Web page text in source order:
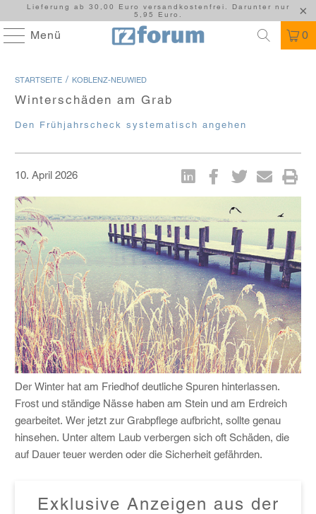
Lieferung ab 30,00 Euro versandkostenfrei. Darunter nur
5,95 Euro.
Menü 0
STARTSEITE / KOBLENZ-NEUWIED
Winterschäden am Grab
Den Frühjahrscheck systematisch angehen
10. April 2026
Der Winter hat am Friedhof deutliche Spuren hinterlassen.
Frost und ständige Nässe haben am Stein und am Erdreich
gearbeitet. Wer jetzt zur Grabpflege aufbricht, sollte genau
hinsehen. Unter altem Laub verbergen sich oft Schäden, die
auf Dauer teuer werden oder die Sicherheit gefährden.
Exklusive Anzeigen aus der